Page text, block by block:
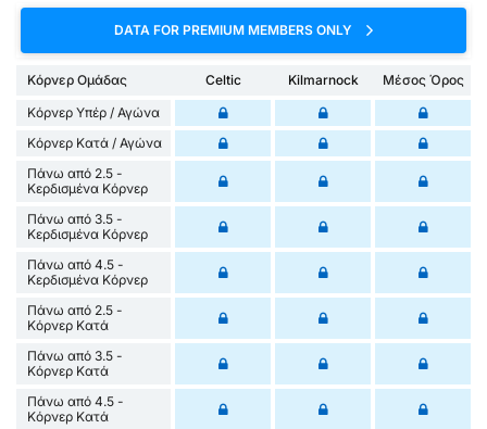
DATA FOR PREMIUM MEMBERS ONLY
Κόρνερ Ομάδας Celtic Kilmarnock
Μέσος Όρος
Κόρνερ Υπέρ / Αγώνα
Κόρνερ Κατά / Αγώνα
Πάνω από 2.5 -
Κερδισμένα Κόρνερ
Πάνω από 3.5 -
Κερδισμένα Κόρνερ
Πάνω από 4.5 -
Κερδισμένα Κόρνερ
Πάνω από 2.5 -
Κόρνερ Κατά
Πάνω από 3.5 -
Κόρνερ Κατά
Πάνω από 4.5 -
Κόρνερ Κατά